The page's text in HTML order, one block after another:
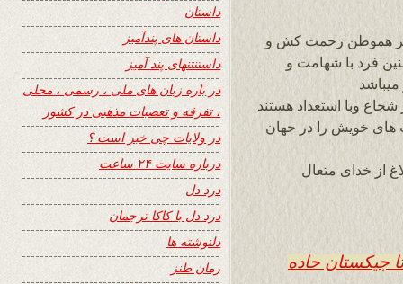
هموطن زحمت کش و
فرد با شهامت و
شجاع وبا استعداد هستند
های خویش را در جهان
از خدای متعال
جیکستان حاده
داستان
داستان های پندآمیز
داستنتنهای پند آمیز
در باره زبان های ملی ، رسمی ، محلی
، تفرقه و تعصبات مذهبی در کشور
در ولایات چی خبر است ؟
درباره سایت ۲۴ ساعت
درد دل
درد دل با کاکا ترجمان
دلنوشته ها
رمان طنز